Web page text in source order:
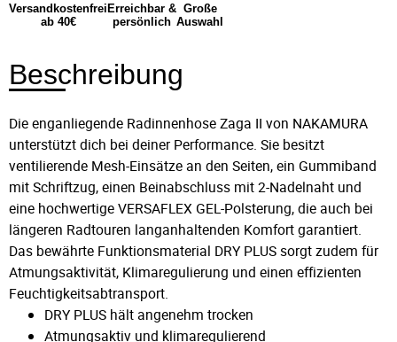
Versandkostenfrei
ab 40€
Erreichbar &
persönlich
Große
Auswahl
Beschreibung
Die enganliegende Radinnenhose Zaga II von NAKAMURA
unterstützt dich bei deiner Performance. Sie besitzt
ventilierende Mesh-Einsätze an den Seiten, ein Gummiband
mit Schriftzug, einen Beinabschluss mit 2-Nadelnaht und
eine hochwertige VERSAFLEX GEL-Polsterung, die auch bei
längeren Radtouren langanhaltenden Komfort garantiert.
Das bewährte Funktionsmaterial DRY PLUS sorgt zudem für
Atmungsaktivität, Klimaregulierung und einen effizienten
Feuchtigkeitsabtransport.
DRY PLUS hält angenehm trocken
Atmungsaktiv und klimaregulierend